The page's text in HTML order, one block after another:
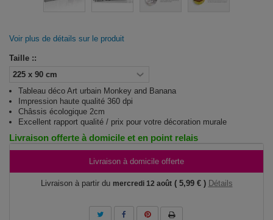
Voir plus de détails sur le produit
Taille ::
Tableau déco Art urbain Monkey and Banana
Impression haute qualité 360 dpi
Châssis écologique 2cm
Excellent rapport qualité / prix pour votre décoration murale
Livraison offerte à domicile et en point relais
Livraison à domicile offerte
Livraison à partir du mercredi 12 août ( 5,99 € ) Détails